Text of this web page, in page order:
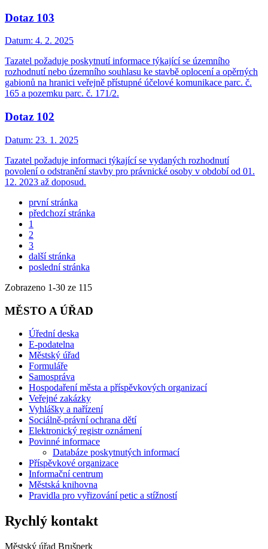
Dotaz 103
Datum: 4. 2. 2025
Tazatel požaduje poskytnutí informace týkající se územního
rozhodnutí nebo územního souhlasu ke stavbě oplocení a opěrných
gabionů na hranici veřejně přístupné účelové komunikace parc. č.
165 a pozemku parc. č. 171/2.
Dotaz 102
Datum: 23. 1. 2025
Tazatel požaduje informaci týkající se vydaných rozhodnutí
povolení o odstranění stavby pro právnické osoby v období od 01.
12. 2023 až doposud.
první stránka
předchozí stránka
1
2
3
další stránka
poslední stránka
Zobrazeno 1-30 ze 115
MĚSTO A ÚŘAD
Úřední deska
E-podatelna
Městský úřad
Formuláře
Samospráva
Hospodaření města a příspěvkových organizací
Veřejné zakázky
Vyhlášky a nařízení
Sociálně-právní ochrana dětí
Elektronický registr oznámení
Povinné informace
Databáze poskytnutých informací
Příspěvkové organizace
Informační centrum
Městská knihovna
Pravidla pro vyřizování petic a stížností
Rychlý kontakt
Městský úřad Brušperk